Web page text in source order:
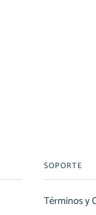
SOPORTE
Términos y